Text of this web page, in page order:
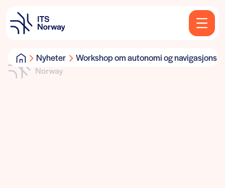
Nyheter Workshop om autonomi og